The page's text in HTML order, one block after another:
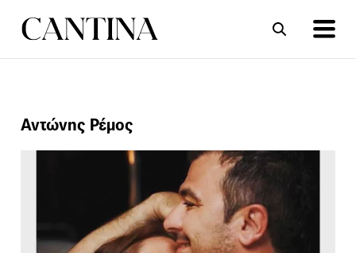
ΣΥΝΤΑΓΕΣ
Αντώνης Ρέμος